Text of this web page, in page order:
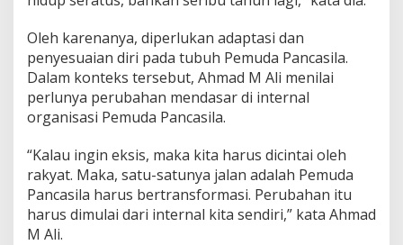
Oleh karenanya, diperlukan adaptasi dan
penyesuaian diri pada tubuh Pemuda Pancasila.
Dalam konteks tersebut, Ahmad M Ali menilai
perlunya perubahan mendasar di internal
organisasi Pemuda Pancasila.
“Kalau ingin eksis, maka kita harus dicintai oleh
rakyat. Maka, satu-satunya jalan adalah Pemuda
Pancasila harus bertransformasi. Perubahan itu
harus dimulai dari internal kita sendiri,” kata Ahmad
M Ali.